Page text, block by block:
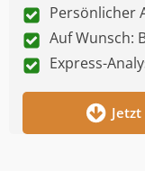
Persönlicher
Auf Wunsch:
Express-